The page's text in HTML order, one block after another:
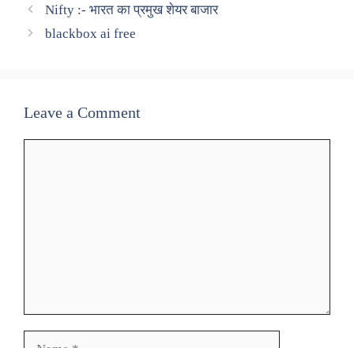
Nifty :- भारत का प्रमुख शेयर बाजार
blackbox ai free
Leave a Comment